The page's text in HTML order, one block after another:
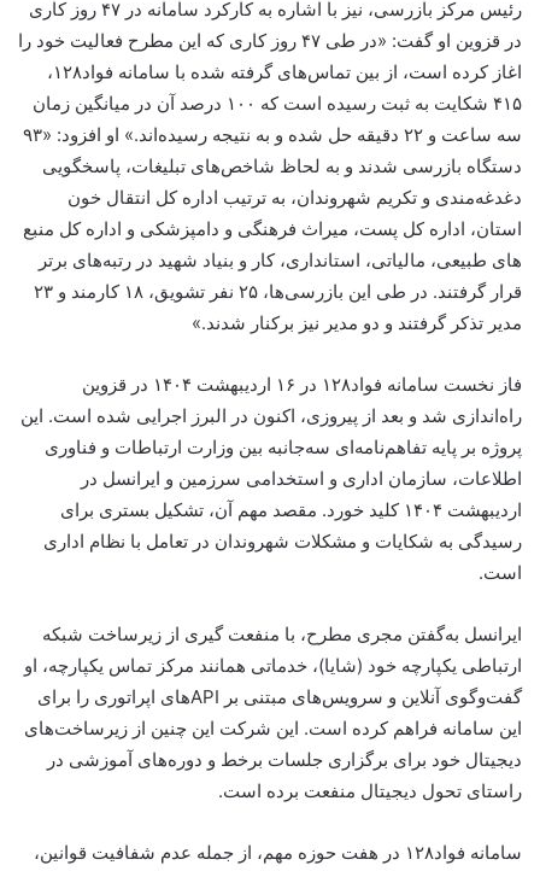
رئیس مرکز بازرسی، نیز با اشاره به کارکرد سامانه در ۴۷ روز کاری
در قزوین او گفت: «در طی ۴۷ روز کاری که این مطرح فعالیت خود را
اغاز کرده است، از بین تماس‌های گرفته شده با سامانه فواد۱۲۸،
۴۱۵ شکایت به ثبت رسیده است که ۱۰۰ درصد آن در میانگین زمان
سه ساعت و ۲۲ دقیقه حل شده و به نتیجه رسیده‌اند.» او افزود: «۹۳
دستگاه بازرسی شدند و به لحاظ شاخص‌های تبلیغات، پاسخگویی
دغدغه‌مندی و تکریم شهروندان، به ترتیب اداره کل انتقال خون
استان، اداره کل پست، میراث فرهنگی و دامپزشکی و اداره کل منبع
های طبیعی، مالیاتی، استانداری، کار و بنیاد شهید در رتبه‌های برتر
قرار گرفتند. در طی این بازرسی‌ها، ۲۵ نفر تشویق، ۱۸ کارمند و ۲۳
مدیر تذکر گرفتند و دو مدیر نیز برکنار شدند.»
فاز نخست سامانه فواد۱۲۸ در ۱۶ اردیبهشت ۱۴۰۴ در قزوین
راه‌اندازی شد و بعد از پیروزی، اکنون در البرز اجرایی شده است. این
پروژه بر پایه تفاهم‌نامه‌ای سه‌جانبه بین وزارت ارتباطات و فناوری
اطلاعات، سازمان اداری و استخدامی سرزمین و ایرانسل در
اردیبهشت ۱۴۰۴ کلید خورد. مقصد مهم آن، تشکیل بستری برای
رسیدگی به شکایات و مشکلات شهروندان در تعامل با نظام اداری
است.
ایرانسل به‌گفتن مجری مطرح، با منفعت گیری از زیرساخت شبکه
ارتباطی یکپارچه خود (شایا)، خدماتی همانند مرکز تماس یکپارچه، او
گفت‌وگوی آنلاین و سرویس‌های مبتنی بر APIهای اپراتوری را برای
این سامانه فراهم کرده است. این شرکت این چنین از زیرساخت‌های
دیجیتال خود برای برگزاری جلسات برخط و دوره‌های آموزشی در
راستای تحول دیجیتال منفعت برده است.
سامانه فواد۱۲۸ در هفت حوزه مهم، از جمله عدم شفافیت قوانین،